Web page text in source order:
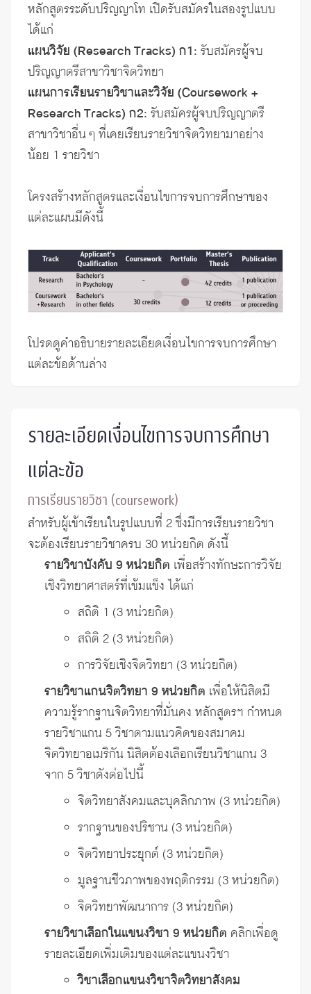
หลักสูตรระดับปริญญาโท เปิดรับสมัครในสองรูปแบบ
ได้แก่
แผนวิจัย (Research Tracks) ก1: รับสมัครผู้จบ
ปริญญาตรีสาขาวิชาจิตวิทยา
แผนการเรียนรายวิชาและวิจัย (Coursework +
Research Tracks) ก2: รับสมัครผู้จบปริญญาตรี
สาขาวิชาอื่น ๆ ที่เคยเรียนรายวิชาจิตวิทยามาอย่าง
น้อย 1 รายวิชา
โครงสร้างหลักสูตรและเงื่อนไขการจบการศึกษาของ
แต่ละแผนมีดังนี้
โปรดดูคำอธิบายรายละเอียดเงื่อนไขการจบการศึกษา
แต่ละข้อด้านล่าง
รายละเอียดเงื่อนไขการจบการศึกษา
แต่ละข้อ
การเรียนรายวิชา (coursework)
สำหรับผู้เข้าเรียนในรูปแบบที่ 2 ซึ่งมีการเรียนรายวิชา
จะต้องเรียนรายวิชาครบ 30 หน่วยกิต ดังนี้
รายวิชาบังคับ 9 หน่วยกิต เพื่อสร้างทักษะการวิจัย
เชิงวิทยาศาสตร์ที่เข้มแข็ง ได้แก่
สถิติ 1 (3 หน่วยกิต)
สถิติ 2 (3 หน่วยกิต)
การวิจัยเชิงจิตวิทยา (3 หน่วยกิต)
รายวิชาแกนจิตวิทยา 9 หน่วยกิต เพื่อให้นิสิตมี
ความรู้รากฐานจิตวิทยาที่มั่นคง หลักสูตรฯ กำหนด
รายวิชาแกน 5 วิชาตามแนวคิดของสมาคม
จิตวิทยาอเมริกัน นิสิตต้องเลือกเรียนวิชาแกน 3
จาก 5 วิชาดังต่อไปนี้
จิตวิทยาสังคมและบุคลิกภาพ (3 หน่วยกิต)
รากฐานของปริชาน (3 หน่วยกิต)
จิตวิทยาประยุกต์ (3 หน่วยกิต)
มูลฐานชีวภาพของพฤติกรรม (3 หน่วยกิต)
จิตวิทยาพัฒนาการ (3 หน่วยกิต)
รายวิชาเลือกในแขนงวิชา 9 หน่วยกิต คลิกเพื่อดู
รายละเอียดเพิ่มเติมของแต่ละแขนงวิชา
วิชาเลือกแขนงวิชาจิตวิทยาสังคม